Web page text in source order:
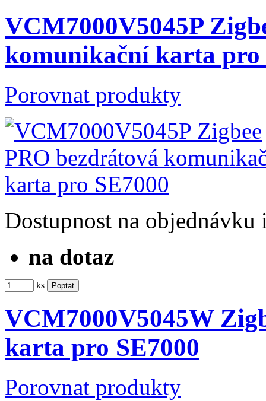
VCM7000V5045P
komunikační karta
Porovnat produkty
Dostupnost na objednávku
na dotaz
ks
VCM7000V5045W
karta pro SE7000
Porovnat produkty